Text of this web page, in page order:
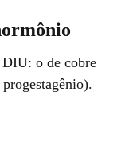
o de cobre